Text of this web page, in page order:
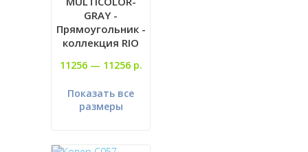
GRAY -
Прямоугольник -
коллекция RIO
11256 — 11256 р.
Показать все
размеры